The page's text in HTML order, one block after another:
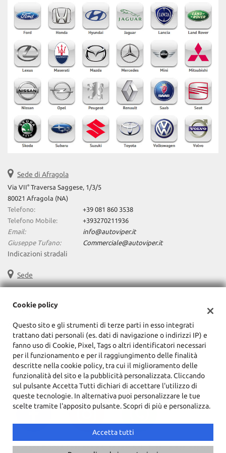
Sede di Afragola
Via VII° Traversa Saggese, 1/3/5
80021 Afragola (NA)
Telefono:
+39 081 860 3538
Telefono Mobile:
+393270211936
Email:
info@autoviper.it
Giuseppe Tufano:
Commerciale@autoviper.it
Indicazioni stradali
Sede
Auto Viper Srl
Via VII° Traversa Saggese, 1/3/5 - Afragola (NA)
C.F/P.IVA:05812211216
Registro delle imprese:NA
Copyright © 2026 GestionaleAuto.com S.r.l., Tutti i diritti riservati -
Cookie policy
Questo sito e gli strumenti di terze parti in esso integrati
trattano dati personali (es. dati di navigazione o indirizzi IP) e
fanno uso di Cookie, Pixel, Tags o altri identificatori necessari
per il funzionamento e per il raggiungimento delle finalità
descritte nella cookie policy, tra cui il miglioramento delle
funzionalità del sito e la pubblicità personalizzata. Cliccando
sul pulsante Accetta Tutti dichiari di accettare l'utilizzo di
queste tecnologie. In alternativa puoi personalizzare le tue
scelte tramite l'apposito pulsante. Scopri di più e personalizza.
Accetta tutti
questi
strumenti
di
si
rimanda
alla
cookie
policy.
Puoi
rivedere
e
modificare
le
in
momento.
Cookie delle preferenze
Cookie per il miglioramento dell'esperienza utente
Cookie analitici
Cookie di marketing
Leggi